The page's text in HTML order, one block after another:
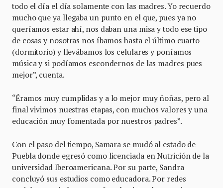
todo el día el día solamente con las madres. Yo recuerdo
mucho que ya llegaba un punto en el que, pues ya no
queríamos estar ahí, nos daban una misa y todo ese tipo
de cosas y nosotras nos íbamos hasta el último cuarto
(dormitorio) y llevábamos los celulares y poníamos
música y si podíamos escondernos de las madres pues
mejor”, cuenta.
“Éramos muy cumplidas y a lo mejor muy ñoñas, pero al
final vivimos nuestras etapas, con muchos valores y una
educación muy fomentada por nuestros padres”.
Con el paso del tiempo, Samara se mudó al estado de
Puebla donde egresó como licenciada en Nutrición de la
universidad Iberoamericana. Por su parte, Sandra
concluyó sus estudios como educadora. Por redes